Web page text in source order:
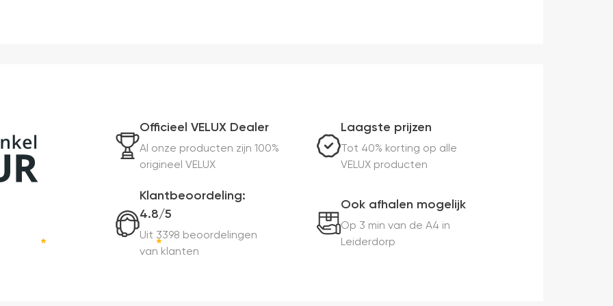
Officieel VELUX Dealer
Al onze producten zijn 100%
origineel VELUX
Laagste prijzen
Tot 40% korting op alle
VELUX producten
Klantbeoordeling:
4.8/5
Uit 3398 beoordelingen
van klanten
Ook afhalen mogelijk
Op 3 min van de A4 in
Leiderdorp